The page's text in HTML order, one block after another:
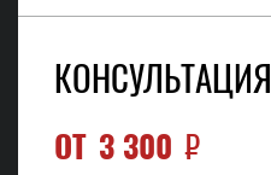
КОНСУЛЬТАЦИЯ
ОТ 3 300 ₽